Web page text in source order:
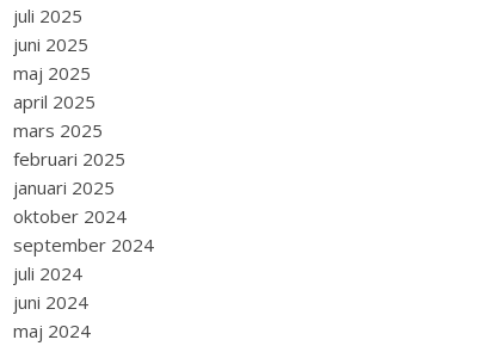
juli 2025
juni 2025
maj 2025
april 2025
mars 2025
februari 2025
januari 2025
oktober 2024
september 2024
juli 2024
juni 2024
maj 2024